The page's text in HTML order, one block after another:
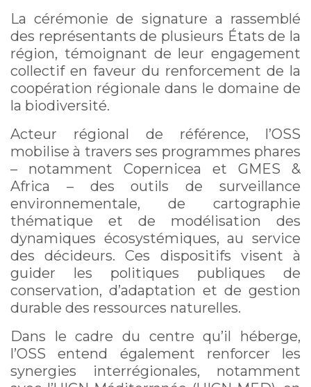
La cérémonie de signature a rassemblé
des représentants de plusieurs États de la
région, témoignant de leur engagement
collectif en faveur du renforcement de la
coopération régionale dans le domaine de
la biodiversité.
Acteur régional de référence, l’OSS
mobilise à travers ses programmes phares
– notamment Copernicea et GMES &
Africa – des outils de surveillance
environnementale, de cartographie
thématique et de modélisation des
dynamiques écosystémiques, au service
des décideurs. Ces dispositifs visent à
guider les politiques publiques de
conservation, d’adaptation et de gestion
durable des ressources naturelles.
Dans le cadre du centre qu’il héberge,
l’OSS entend également renforcer les
synergies interrégionales, notamment